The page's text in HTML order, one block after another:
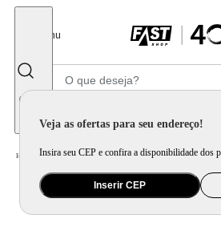
Menu
Veja as ofertas para seu endereço!
Insira seu CEP e confira a disponibilidade dos
Inserir CEP
Home Eletrodomésticos / Cooktop / Cooktop a Gás Philco 5